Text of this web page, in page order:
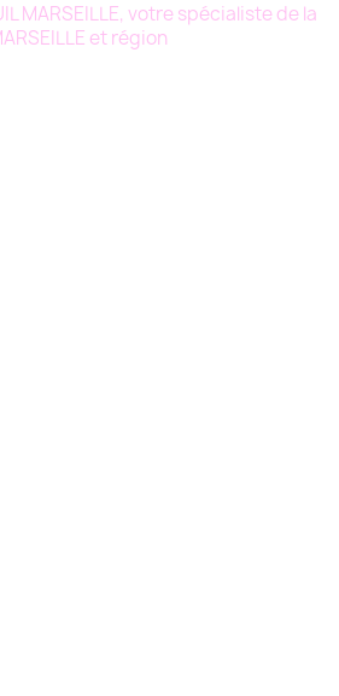
MARSEILLE, votre spécialiste de la
et région